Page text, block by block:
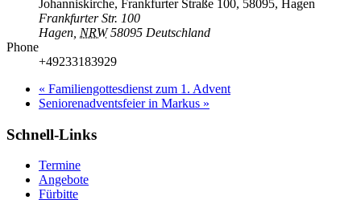
Johanniskirche, Frankfurter Straße 100, 58095, Hagen
Frankfurter Str. 100
Hagen NRW 58095 Deutschland
Phone
+49233183929
« Familiengottesdienst zum 1. Advent
Seniorenadventsfeier in Markus »
Schnell-Links
Termine
Angebote
Fürbitte